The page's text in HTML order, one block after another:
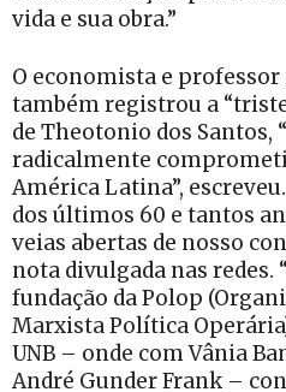
vida e sua obra.”
O economista e professor
também registrou a
de Theotonio dos Santos,
radicalmente
América Latina”,
dos últimos 60 e tantos
veias abertas de nosso
nota divulgada nas redes.
fundação da Polop
Marxista Política
UNB – onde com Vânia
André Gunder Frank –